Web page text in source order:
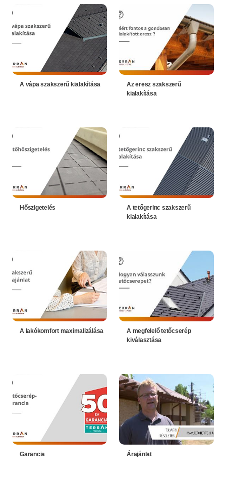
A vápa szakszerű kialakítása
Az eresz szakszerű
kialakítása
Hőszigetelés
A tetőgerinc szakszerű
kialakítása
A lakókomfort maximalizálása
A megfelelő tetőcserép
kiválasztása
Garancia Árajánlat